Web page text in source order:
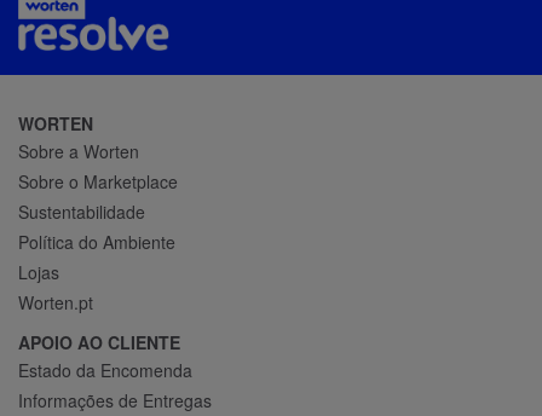
WORTEN
Sobre a Worten
Sobre o Marketplace
Sustentabilidade
Política do Ambiente
Lojas
Worten.pt
APOIO AO CLIENTE
Estado da Encomenda
Informações de Entregas